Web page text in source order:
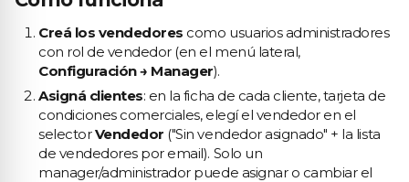
Creá los vendedores como usuarios administradores
con rol de vendedor (en el menú lateral,
Configuración → Manager).
Asigná clientes: en la ficha de cada cliente, tarjeta de
condiciones comerciales, elegí el vendedor en el
selectorVendedor ("Sin vendedor asignado" + la lista
de vendedores por email). Solo un
manager/administrador puede asignar o cambiar el